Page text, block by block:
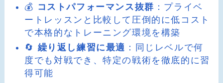
💰 コストパフォーマンス抜群 ：プライベ
ートレッスンと比較して圧倒的に低コスト
で本格的なトレーニング環境を構築
🔄 繰り返し練習に最適 ：同じレベルで何
度でも対戦でき、特定の戦術を徹底的に習
得可能